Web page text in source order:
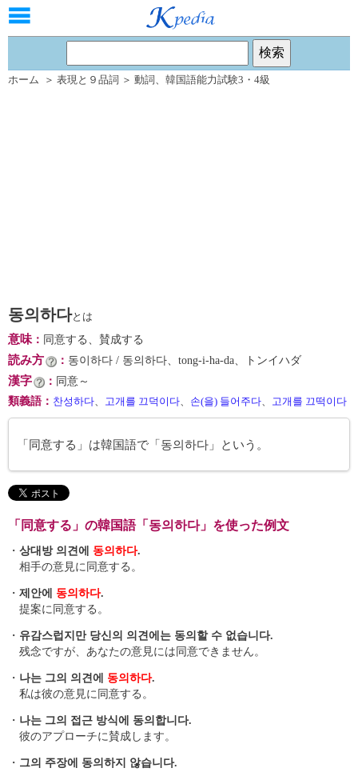
ホーム ＞ 表現と９品詞 ＞ 動詞 、 韓国語能力試験3・4級
동의하다とは
意味： 同意する、賛成する
読み方 ： 동이하다 / 동의하다、tong-i-ha-da、トンイハダ
漢字 ： 同意～
類義語 ： 찬성하다、 고개를 끄덕이다、 손(을) 들어주다、 고개를 끄떡이다
「同意する」は韓国語で「동의하다」という。
「同意する」の韓国語「동의하다」を使った例文
・ 상대방 의견에 동의하다.
相手の意見に同意する。
・ 제안에 동의하다.
提案に同意する。
・ 유감스럽지만 당신의 의견에는 동의할 수 없습니다.
残念ですが、あなたの意見には同意できません。
・ 나는 그의 의견에 동의하다.
私は彼の意見に同意する。
・ 나는 그의 접근 방식에 동의합니다.
彼のアプローチに賛成します。
・ 그의 주장에 동의하지 않습니다.